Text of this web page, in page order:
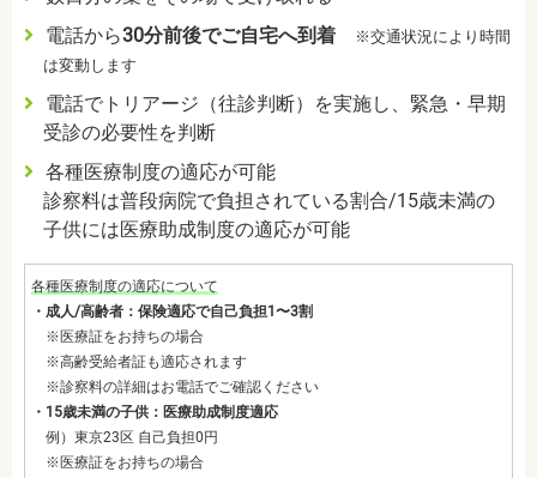
電話から30分前後でご自宅へ到着
※交通状況により時間
は変動します
電話でトリアージ（往診判断）を実施し、緊急・早期
受診の必要性を判断
各種医療制度の適応が可能
診察料は普段病院で負担されている割合/15歳未満の
子供には医療助成制度の適応が可能
各種医療制度の適応について
・成人/高齢者：保険適応で自己負担1〜3割
※医療証をお持ちの場合
※高齢受給者証も適応されます
※診察料の詳細はお電話でご確認ください
・15歳未満の子供：医療助成制度適応
例）東京23区 自己負担0円
※医療証をお持ちの場合